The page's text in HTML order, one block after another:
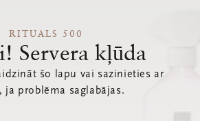
RITUALS 500
Servera kļūda
šo lapu vai sazinieties ar
ja problēma saglabājas.